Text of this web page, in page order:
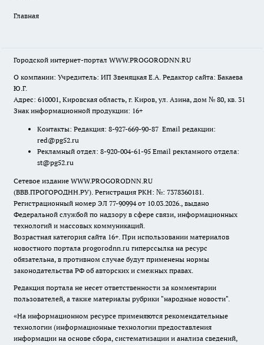
Главная
Городской интернет-портал WWW.PROGORODNN.RU
О компании: Учредитель: ИП Звеняцкая Е.А. Редактор сайта: Бакаева
Ю.Г.
Адрес: 610001, Кировская область, г. Киров, ул. Азина, дом № 80, кв. 31
Знак информационной продукции: 16+
Контакты: Редакция: 8-927-669-90-87 Email редакции:
red@pg52.ru
Рекламный отдел: 8-920-004-61-95 Email рекламного отдела:
st@pg52.ru
Сетевое издание WWW.PROGORODNN.RU
(ВВВ.ПРОГОРОДНН.РУ). Регистрация РКН: №: 7378360181.
Регистрационный номер ЭЛ 77-90994 от 10.03.2026., выдано
Федеральной службой по надзору в сфере связи, информационных
технологий и массовых коммуникаций.
Возрастная категория сайта 16+. При использовании материалов
новостного портала progorodnn.ru гиперссылка на ресурс
обязательна, в противном случае будут применены нормы
законодательства РФ об авторских и смежных правах.
Редакция портала не несет ответственности за комментарии
пользователей, а также материалы рубрики "народные новости".
«На информационном ресурсе применяются рекомендательные
технологии (информационные технологии предоставления
информации на основе сбора, систематизации и анализа сведений,